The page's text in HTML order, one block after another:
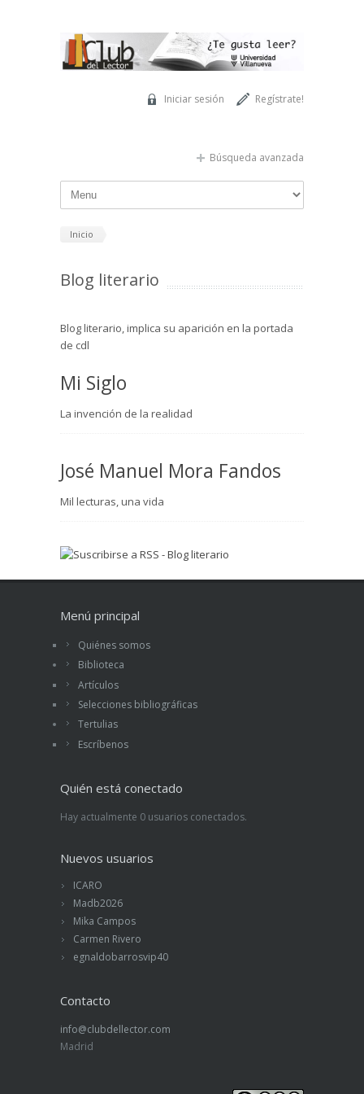
Regístrate!
Iniciar sesión
Búsqueda avanzada
Inicio
Blog literario
Blog literario, implica su aparición en la portada
de cdl
Mi Siglo
La invención de la realidad
José Manuel Mora Fandos
Mil lecturas, una vida
Menú principal
Quiénes somos
Biblioteca
Artículos
Selecciones bibliográficas
Tertulias
Escríbenos
Quién está conectado
Hay actualmente 0 usuarios conectados.
Nuevos usuarios
ICARO
Madb2026
Mika Campos
Carmen Rivero
egnaldobarrosvip40
Contacto
info@clubdellector.com
Madrid